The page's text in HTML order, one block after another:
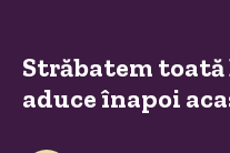
Străbatem
aduce înapoi